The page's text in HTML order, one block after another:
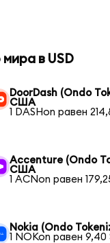
в USD
DoorDash (Ondo
США
1 DASHon равен
Accenture (Ondo
США
1 ACNon равен
Nokia (Ondo
1 NOKon равен 9,40